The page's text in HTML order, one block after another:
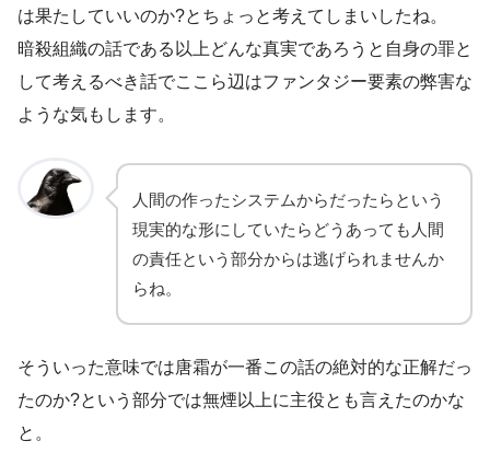
は果たしていいのか?とちょっと考えてしまいしたね。
暗殺組織の話である以上どんな真実であろうと自身の罪と
して考えるべき話でここら辺はファンタジー要素の弊害な
ような気もします。
人間の作ったシステムからだったらという
現実的な形にしていたらどうあっても人間
の責任という部分からは逃げられませんか
らね。
そういった意味では唐霜が一番この話の絶対的な正解だっ
たのか?という部分では無煙以上に主役とも言えたのかな
と。